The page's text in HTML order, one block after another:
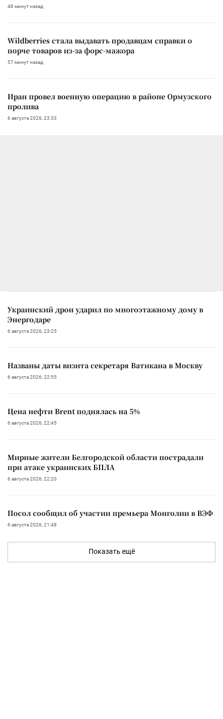
48 минут назад
Wildberries стала выдавать продавцам справки о
порче товаров из-за форс-мажора
57 минут назад
Иран провел военную операцию в районе Ормузского
пролива
6 августа 2026, 23:33
Украинский дрон ударил по многоэтажному дому в
Энергодаре
6 августа 2026, 23:25
Названы даты визита секретаря Ватикана в Москву
6 августа 2026, 22:55
Цена нефти Brent поднялась на 5%
6 августа 2026, 22:45
Мирные жители Белгородской области пострадали
при атаке украинских БПЛА
6 августа 2026, 22:20
Посол сообщил об участии премьера Монголии в ВЭФ
6 августа 2026, 21:48
Показать ещё